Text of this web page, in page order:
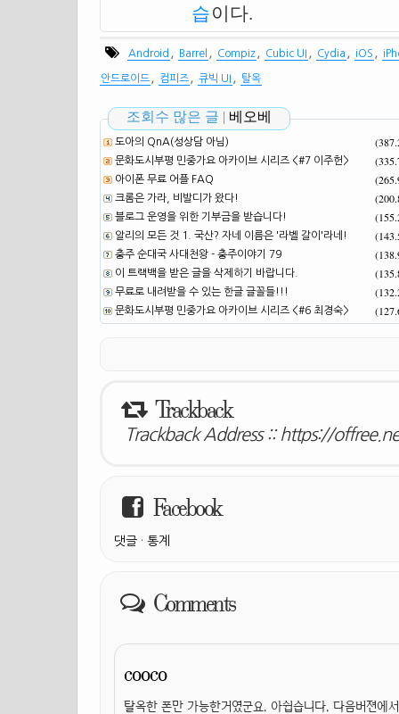
습이다.
Android Barrel Compiz Cubic UI Cydia iOS
안드로이드 컴피즈 큐빅 UI 탈옥
조회수 많은 글 | 베오베
도아의 QnA(성상담 아님)
문화도시부평 민중가요 아카이브 시리즈 <#7 이주헌>
아이폰 무료 어플 FAQ
크롬은 가라, 비발디가 왔다!
블로그 운영을 위한 기부금을 받습니다!
알리의 모든 것 1. 국산? 자네 이름은 '라벨 갈이'라네!
충주 순대국 사대천왕 - 충주이야기 79
이 트랙백을 받은 글을 삭제하기 바랍니다.
무료로 내려받을 수 있는 한글 글꼴들!!!
문화도시부평 민중가요 아카이브 시리즈 <#6 최경숙>
Trackback
Trackback Address :: https://
Facebook
댓글 · 통계
Comments
cooco
탈옥한 폰만 가능한거였군요. 아쉽습니다. 다음버젼에